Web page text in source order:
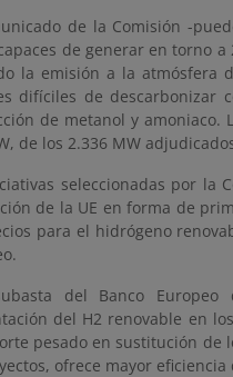
de la Comisión -
de generar en torno
la emisión a la atmósfera
difíciles de
de metanol y amoniaco.
de los 2.336 MW
seleccionadas por la
de la UE en forma de
para el hidrógeno
del Banco
del H2 renovable en
pesado en sustitución de
ofrece mayor